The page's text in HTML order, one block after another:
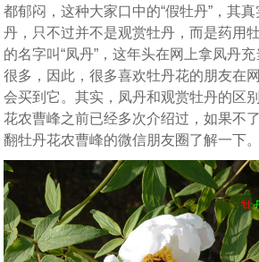
都郁闷，这种大家口中的“假牡丹”，其
丹，只不过并不是观赏牡丹，而是药用
的名字叫“凤丹”，这年头在网上拿凤丹
很多，因此，很多喜欢牡丹花的朋友在
会买到它。其实，凤丹和观赏牡丹的区
花农曹峰之前已经多次介绍过，如果不
翻牡丹花农曹峰的微信朋友圈了解一下。